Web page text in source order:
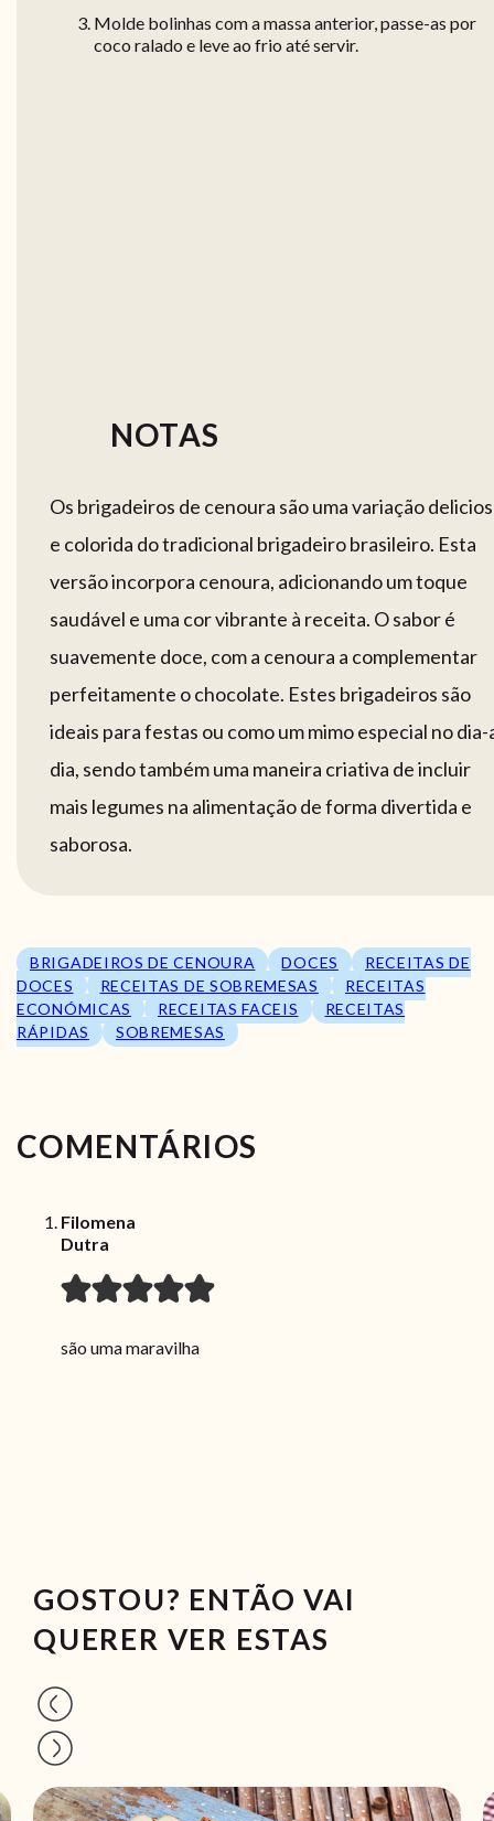
Molde bolinhas com a massa anterior, passe-as por
coco ralado e leve ao frio até servir.
NOTAS
Os brigadeiros de cenoura são uma variação
e colorida do tradicional brigadeiro brasileiro. Esta
versão incorpora cenoura, adicionando um toque
saudável e uma cor vibrante à receita. O sabor é
suavemente doce, com a cenoura a complementar
perfeitamente o chocolate. Estes brigadeiros são
ideais para festas ou como um mimo especial no dia-
dia, sendo também uma maneira criativa de incluir
mais legumes na alimentação de forma divertida e
saborosa.
BRIGADEIROS DE CENOURA DOCES
RECEITAS DE
DOCES
RECEITAS DE SOBREMESAS
RECEITAS
ECONÓMICAS
RECEITAS FACEIS
RECEITAS
RÁPIDAS
SOBREMESAS
COMENTÁRIOS
Filomena
Dutra
são uma maravilha
GOSTOU? ENTÃO VAI
QUERER VER ESTAS